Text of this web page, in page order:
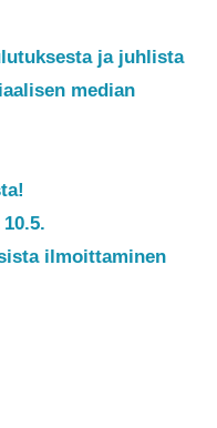
ja juhlista
median
ilmoittaminen